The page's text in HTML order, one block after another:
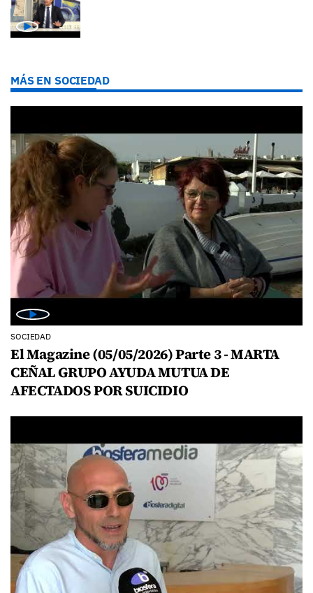
MÁS EN SOCIEDAD
SOCIEDAD
El Magazine (05/05/2026) Parte 3 - MARTA
CEÑAL GRUPO AYUDA MUTUA DE
AFECTADOS POR SUICIDIO